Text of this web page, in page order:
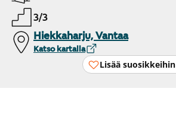
3/3
Hiekkaharju, Vantaa
Katso kartalla
Lisää suosikkeihin